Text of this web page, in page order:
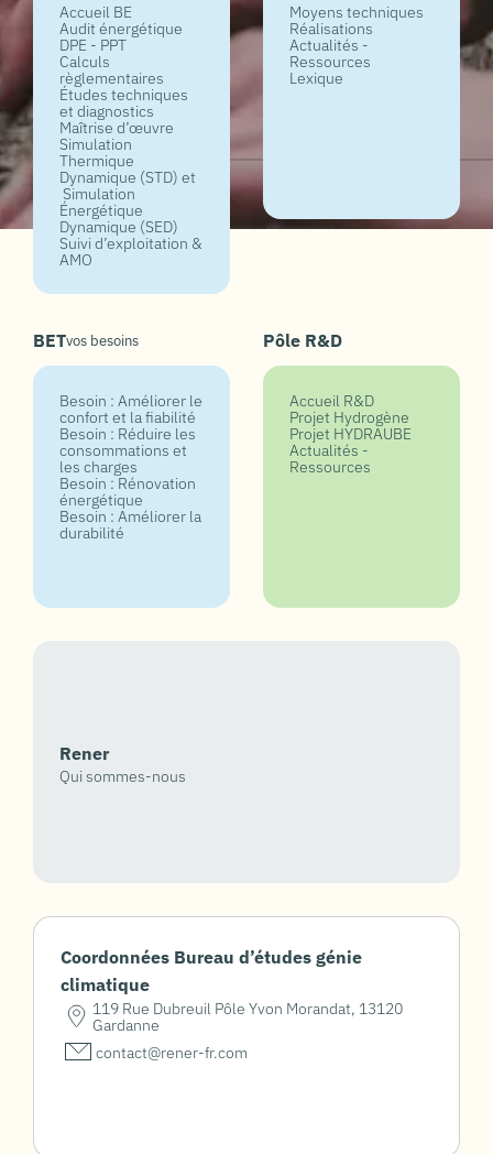
Accueil BE
Audit énergétique
DPE - PPT
Calculs
règlementaires
Études techniques
et diagnostics
Maîtrise d’œuvre
Simulation
Thermique
Dynamique (STD) et
Simulation
Énergétique
Dynamique (SED)
Suivi d’exploitation &
AMO
Moyens techniques
Réalisations
Actualités -
Ressources
Lexique
BETvos besoins
Besoin : Améliorer le
confort et la fiabilité
Besoin : Réduire les
consommations et
les charges
Besoin : Rénovation
énergétique
Besoin : Améliorer la
durabilité
Pôle R&D
Accueil R&D
Projet Hydrogène
Projet HYDRAUBE
Actualités -
Ressources
Rener
Qui sommes-nous
Coordonnées Bureau d’études génie
climatique
119 Rue Dubreuil Pôle Yvon Morandat, 13120
Gardanne
contact@rener-fr.com